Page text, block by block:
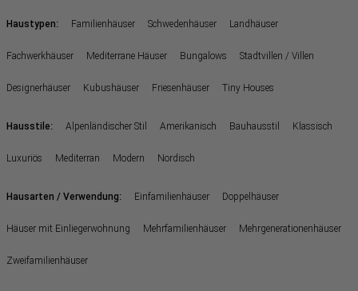
Haustypen: Familienhäuser Schwedenhäuser Landhäuser
Fachwerkhäuser Mediterrane Häuser Bungalows Stadtvillen / Villen
Designerhäuser Kubushäuser Friesenhäuser Tiny Houses
Hausstile: Alpenländischer Stil Amerikanisch Bauhausstil Klassisch
Luxuriös Mediterran Modern Nordisch
Hausarten / Verwendung: Einfamilienhäuser Doppelhäuser
Häuser mit Einliegerwohnung Mehrfamilienhäuser Mehrgenerationenhäuser
Zweifamilienhäuser